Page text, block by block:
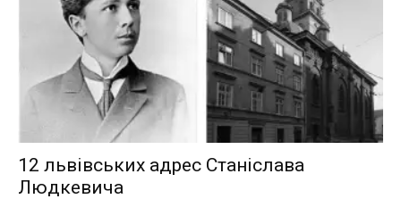
12 львівських адрес Станіслава
Людкевича